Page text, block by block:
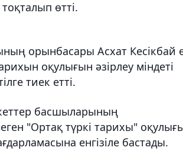
өтті.
орынбасары Асхат Кесікбай
оқулығын әзірлеу міндеті
тиек етті.
басшыларының
"Ортақ түркі тарихы"
енгізіле бастады.